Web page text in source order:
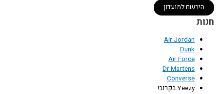
הירשם למועדון
חנות
Air Jordan
Dunk
Air Force
Dr Martens
Converse
Yeezy בקרוב!